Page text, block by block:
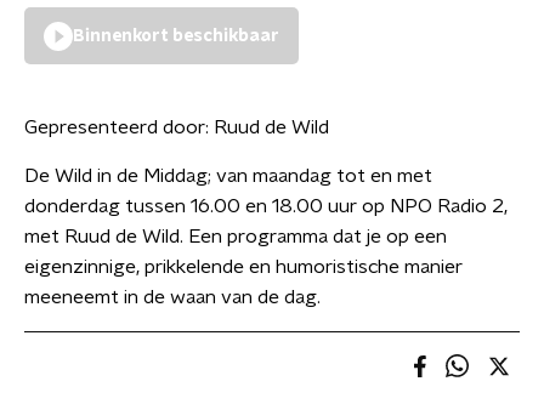
Binnenkort beschikbaar
Gepresenteerd door: Ruud de Wild
De Wild in de Middag; van maandag tot en met
donderdag tussen 16.00 en 18.00 uur op NPO Radio 2,
met Ruud de Wild. Een programma dat je op een
eigenzinnige, prikkelende en humoristische manier
meeneemt in de waan van de dag.